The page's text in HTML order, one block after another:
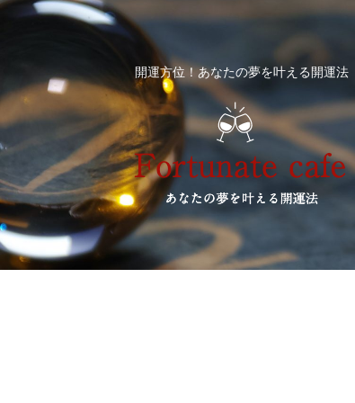
開運方位！あなたの夢を叶える開運法